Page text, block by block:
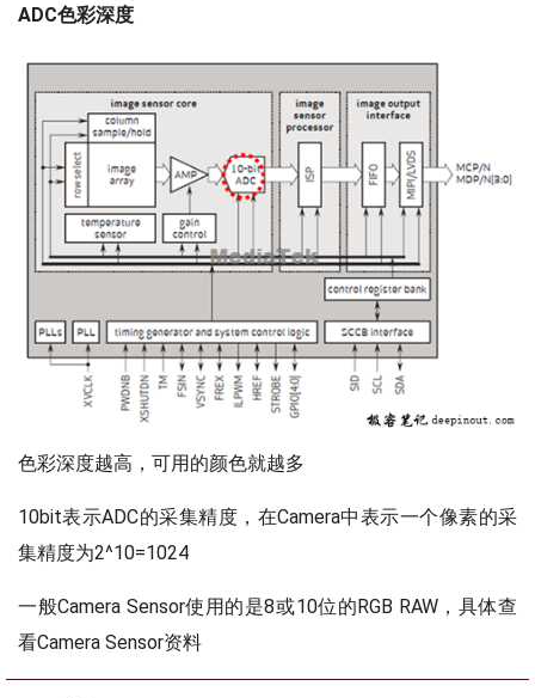
ADC色彩深度
色彩深度越高，可用的颜色就越多
10bit表示ADC的采集精度，在Camera中表示一个像素的采
集精度为2^10=1024
一般Camera Sensor使用的是8或10位的RGB RAW，具体查
看Camera Sensor资料